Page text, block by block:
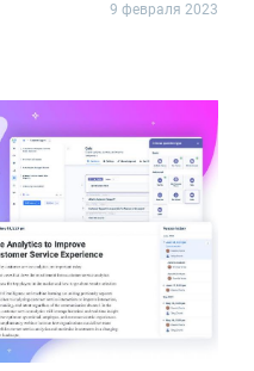
9 февраля 2023